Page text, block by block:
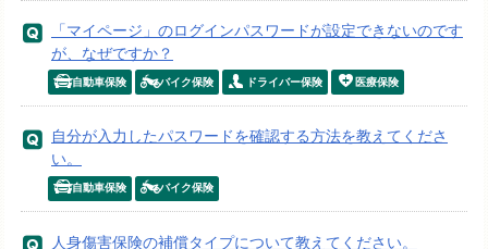
「マイページ」のログインパスワードが設定できないのです
が、なぜですか？
自動車保険 バイク保険 ドライバー保険 医療保険
自分が入力したパスワードを確認する方法を教えてくださ
い。
自動車保険 バイク保険
人身傷害保険の補償タイプについて教えてください。